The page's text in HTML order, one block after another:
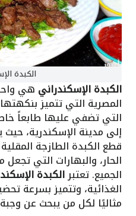
الكبدة
الكبدة الإسكندراني هي
المصرية التي تتميز
التي تضفي عليها طابعاً
إلى مدينة الإسكندرية،
قطع الكبدة الطازجة
الحار، والبهارات التي
الجميع. تعتبرالكبدة
الغذائية، وتتميز بسرعة
مثاليًا لكل من يبحث عن